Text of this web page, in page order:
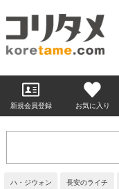
新規会員登録 お気に入り
ハ・ジウォン 長安のライチ